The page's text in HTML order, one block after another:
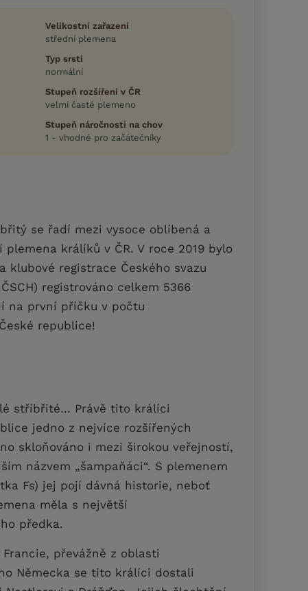
Velikostní zařazení
střední plemena
Typ srsti
normální
Stupeň rozšíření v ČR
velmi časté plemeno
Stupeň náročnosti na chov
1 - vhodné pro začátečníky
se řadí mezi vysoce oblíbená a
králíků v ČR. V roce 2019 bylo
klubové registrace Českého svazu
registrováno celkem 5366
na první příčku v počtu
republice!
stříbřité… Právě tito králíci
jedno z nejvíce rozšířených
skloňováno i mezi širokou veřejností,
názvem „šampaňáci“. S plemenem
Fs) jej pojí dávná historie, neboť
měla s největší
předka.
převážně z oblasti
Německa se tito králíci dostali